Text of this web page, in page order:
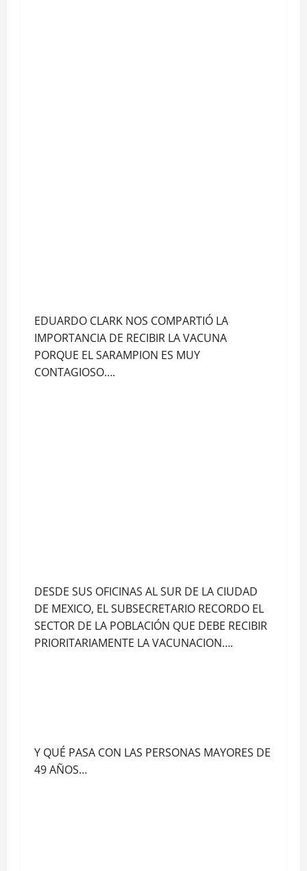
EDUARDO CLARK NOS COMPARTIÓ LA
IMPORTANCIA DE RECIBIR LA VACUNA
PORQUE EL SARAMPION ES MUY
CONTAGIOSO….
DESDE SUS OFICINAS AL SUR DE LA CIUDAD
DE MEXICO, EL SUBSECRETARIO RECORDO EL
SECTOR DE LA POBLACIÓN QUE DEBE RECIBIR
PRIORITARIAMENTE LA VACUNACION….
Y QUÉ PASA CON LAS PERSONAS MAYORES DE
49 AÑOS…